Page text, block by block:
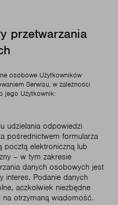
przetwarzania
osobowe Użytkowników
Serwisu, w zależności
jego Użytkownik:
udzielania odpowiedzi
pośrednictwem formularza
pocztą elektroniczną lub
– w tym zakresie
danych osobowych jest
interes. Podanie danych
aczkolwiek niezbędne
otrzymaną wiadomość.